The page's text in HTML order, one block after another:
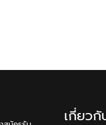
เกี่ยว